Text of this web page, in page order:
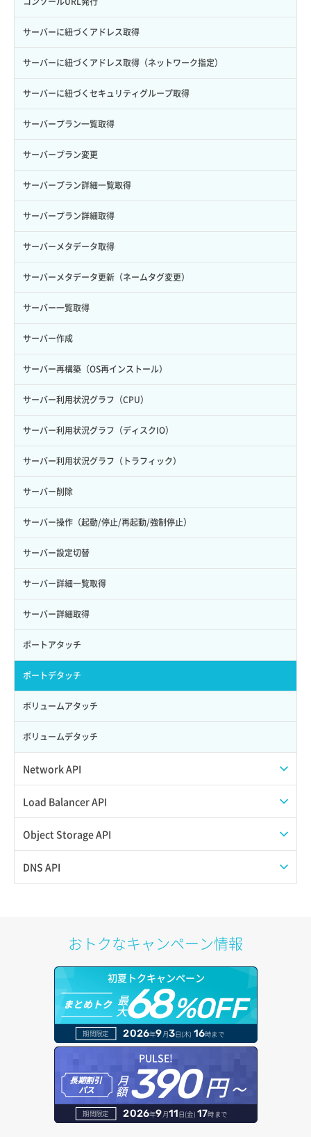
ロールからパーミッションを紐づけ解除
ロールにパーミッションを紐づけ
ロール一覧取得
ロール作成
ロール削除
ロール更新
ロール詳細取得
ボリュームタイプ詳細取得
ボリューム一覧取得
ボリューム作成
ボリューム削除
ボリューム更新
ボリューム詳細一覧取得
ボリューム詳細取得
自動バックアップ有効化
自動バックアップ無効化
サーバーに紐づくアドレス取得
サーバーに紐づくアドレス取得（ネットワーク指定）
サーバーに紐づくセキュリティグループ取得
サーバープラン一覧取得
サーバープラン変更
サーバープラン詳細一覧取得
サーバープラン詳細取得
サーバーメタデータ取得
サーバーメタデータ更新（ネームタグ変更）
サーバー一覧取得
サーバー作成
サーバー再構築（OS再インストール）
サーバー利用状況グラフ（CPU）
サーバー利用状況グラフ（ディスクIO）
サーバー利用状況グラフ（トラフィック）
サーバー削除
サーバー操作（起動/停止/再起動/強制停止）
サーバー設定切替
サーバー詳細一覧取得
サーバー詳細取得
ポートアタッチ
ポートデタッチ
ボリュームアタッチ
ボリュームデタッチ
Network API
QoSポリシー一覧取得
QoSポリシー詳細取得
サブネット一覧取得
サブネット詳細取得
セキュリティグループ ルール一覧取得
セキュリティグループ ルール作成
セキュリティグループ ルール削除
セキュリティグループ ルール詳細取得
セキュリティグループ一覧取得
Load Balancer API
プール一覧取得
プール作成
ヘルスモニタ一覧取得
ヘルスモニタ作成
ヘルスモニタ削除
ヘルスモニタ更新
ヘルスモニタ詳細取得
Object Storage API
Web公開
オブジェクトダウンロード
オブジェクトバージョン管理
オブジェクト一覧取得
オブジェクト削除
オブジェクト削除予約
DNS API
ドメイン情報登録
ドメイン詳細取得
レコード一覧取得
レコード作成
おトクなキャンペーン情報
初夏トクキャンペーン
まとめトク 最
大68%OFF
期間限定 2026年9月3日(木) 16時まで
PULSE!
長期割引
パス
月
額390円～
期間限定 2026年9月11日(金) 17時まで